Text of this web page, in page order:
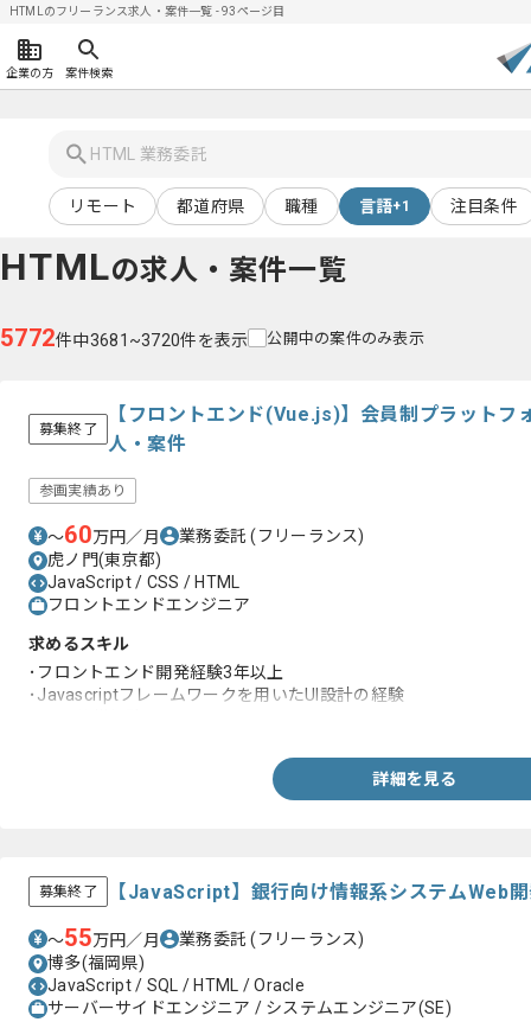
HTMLのフリーランス求人・案件一覧 - 93ページ目
企業の方 案件検索
リモート 都道府県 職種 言語+1 注目条件
HTMLの求人・案件一覧
5772件中3681~3720件を表示 公開中の案件のみ表示
募集終了
【フロントエンド(Vue.js)】会員制プラットフ
人・案件
参画実績あり
〜60万円／月 業務委託(フリーランス)
虎ノ門(東京都)
JavaScript / CSS / HTML
フロントエンドエンジニア
求めるスキル
･フロントエンド開発経験3年以上
･Javascriptフレームワークを用いたUI設計の経験
詳細を見る
募集終了 【JavaScript】銀行向け情報系システムWeb
〜55万円／月 業務委託(フリーランス)
博多(福岡県)
JavaScript / SQL / HTML / Oracle
サーバーサイドエンジニア / システムエンジニア(SE)